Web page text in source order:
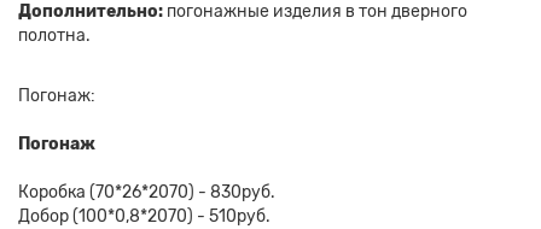
Дополнительно: погонажные изделия в тон дверного
полотна.
Погонаж:
Погонаж
Коробка (70*26*2070) - 830руб.
Добор (100*0,8*2070) - 510руб.